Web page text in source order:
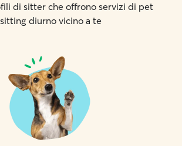
di sitter che offrono servizi di pet
sitting diurno vicino a te